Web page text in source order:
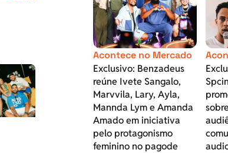
Acontece no Mercado
Exclusivo: Benzadeus
reúne Ivete Sangalo,
Marvvila, Lary, Ayla,
Mannda Lym e Amanda
Amado em iniciativa
pelo protagonismo
feminino no pagode